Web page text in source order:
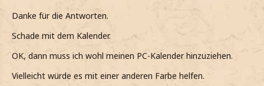
Danke für die Antworten.
Schade mit dem Kalender.
OK, dann muss ich wohl meinen PC-Kalender hinzuziehen.
Vielleicht würde es mit einer anderen Farbe helfen.